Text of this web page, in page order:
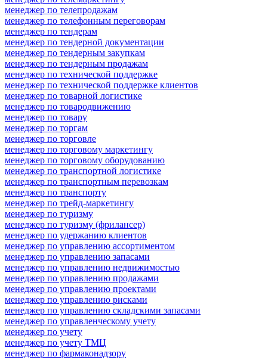
менеджер по телепродажам
менеджер по телефонным переговорам
менеджер по тендерам
менеджер по тендерной документации
менеджер по тендерным закупкам
менеджер по тендерным продажам
менеджер по технической поддержке
менеджер по технической поддержке клиентов
менеджер по товарной логистике
менеджер по товародвижению
менеджер по товару
менеджер по торгам
менеджер по торговле
менеджер по торговому маркетингу
менеджер по торговому оборудованию
менеджер по транспортной логистике
менеджер по транспортным перевозкам
менеджер по транспорту
менеджер по трейд-маркетингу
менеджер по туризму
менеджер по туризму (фрилансер)
менеджер по удержанию клиентов
менеджер по управлению ассортиментом
менеджер по управлению запасами
менеджер по управлению недвижимостью
менеджер по управлению продажами
менеджер по управлению проектами
менеджер по управлению рисками
менеджер по управлению складскими запасами
менеджер по управленческому учету
менеджер по учету
менеджер по учету ТМЦ
менеджер по фармаконадзору